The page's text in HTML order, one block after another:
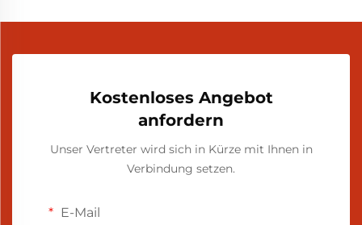
Kostenloses Angebot
anfordern
Unser Vertreter wird sich in Kürze mit Ihnen in
Verbindung setzen.
E-Mail